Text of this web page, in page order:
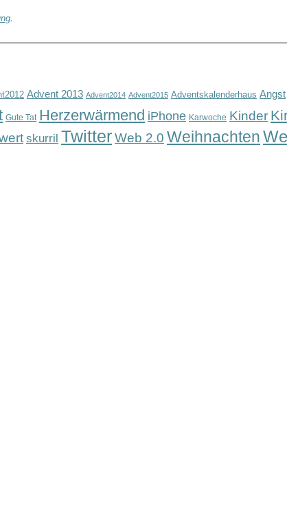
Advent 2013 Advent2014 Advent2015 Adventskalenderhaus Angst
Gute Tat Herzerwärmend iPhone Karwoche Kinder
skurril TwitterWeb 2.0 Weihnachten